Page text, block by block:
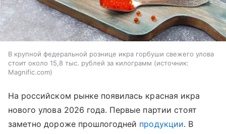
В крупной федеральной рознице икра горбуши свежего улова
стоит около 15,8 тыс. рублей за килограмм
источник:
Magnific.com
На российском рынке появилась красная икра
нового улова 2026 года. Первые партии стоят
заметно дороже прошлогодней продукции. В